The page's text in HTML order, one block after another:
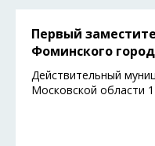
Первый
Фоминского
Действительный
Московской области 1